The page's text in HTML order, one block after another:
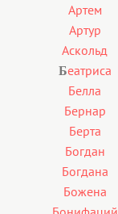
Артем
Артур
Аскольд
Беатриса
Белла
Бернар
Берта
Богдан
Богдана
Божена